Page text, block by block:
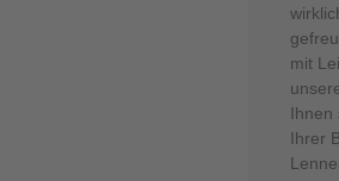
mit
Ihnen
Ihrer